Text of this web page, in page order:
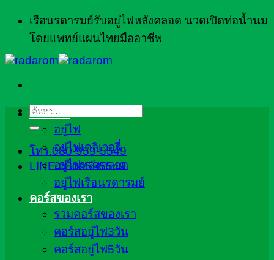
ข้าม
ยัง
เรือนรดารมย์รับอยู่ไฟหลังคลอด นวดเปิดท่อน้ำนม
โดยแพทย์แผนไทยมืออาชีพ
ค้นหา:
โทร.080-959-5549
LINE:0809595549
ภาพรวม
อยู่ไฟ
อยู่ไฟเดลิเวอรี่
อยู่ไฟหลังคลอด
อยู่ไฟเรือนรดารมย์
คอร์สของเรา
รวมคอร์สของเรา
คอร์สอยู่ไฟ3วัน
คอร์สอยู่ไฟ5วัน